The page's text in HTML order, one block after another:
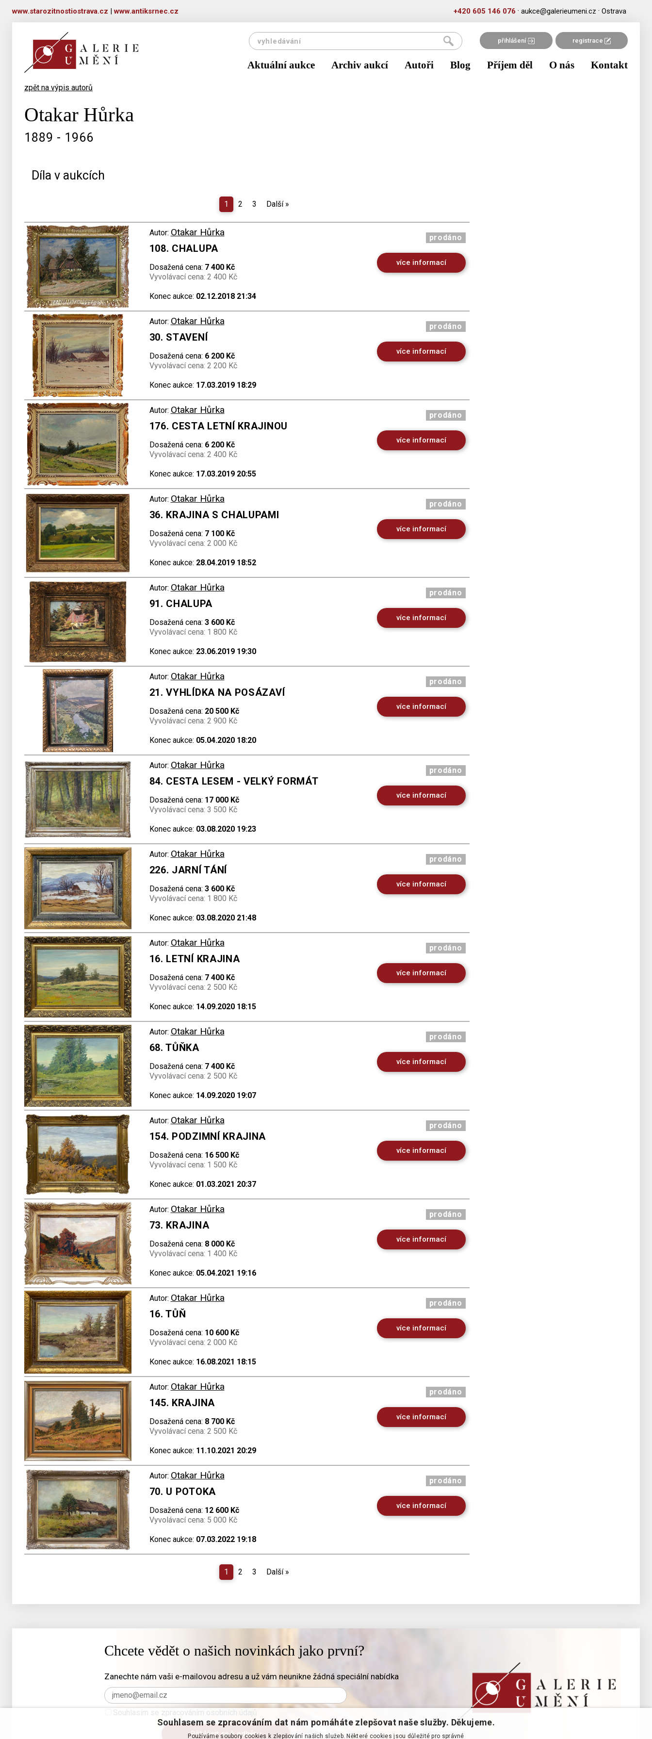
www.starozitnostiostrava.cz |www.antiksrnec.cz +420 605 146 076 · aukce@galerieumeni.cz · Ostrava
přihlášení registrace
Aktuální aukce Archiv aukcí Autoři Blog Příjem děl O nás Kontakt
zpět na výpis autorů
Otakar Hůrka
1889 - 1966
Díla v aukcích
1 2 3 Další »
Autor: Otakar Hůrka
108. CHALUPA
Dosažená cena: 7 400 Kč
Vyvolávací cena: 2 400 Kč
Konec aukce: 02.12.2018 21:34
prodáno
více informací
Autor: Otakar Hůrka
30. STAVENÍ
Dosažená cena: 6 200 Kč
Vyvolávací cena: 2 200 Kč
Konec aukce: 17.03.2019 18:29
prodáno
více informací
Autor: Otakar Hůrka
176. CESTA LETNÍ KRAJINOU
Dosažená cena: 6 200 Kč
Vyvolávací cena: 2 400 Kč
Konec aukce: 17.03.2019 20:55
prodáno
více informací
Autor: Otakar Hůrka
36. KRAJINA S CHALUPAMI
Dosažená cena: 7 100 Kč
Vyvolávací cena: 2 000 Kč
Konec aukce: 28.04.2019 18:52
prodáno
více informací
Autor: Otakar Hůrka
91. CHALUPA
Dosažená cena: 3 600 Kč
Vyvolávací cena: 1 800 Kč
Konec aukce: 23.06.2019 19:30
prodáno
více informací
Autor: Otakar Hůrka
21. VYHLÍDKA NA POSÁZAVÍ
Dosažená cena: 20 500 Kč
Vyvolávací cena: 2 900 Kč
Konec aukce: 05.04.2020 18:20
prodáno
více informací
Autor: Otakar Hůrka
84. CESTA LESEM - VELKÝ FORMÁT
Dosažená cena: 17 000 Kč
Vyvolávací cena: 3 500 Kč
Konec aukce: 03.08.2020 19:23
prodáno
více informací
Autor: Otakar Hůrka
226. JARNÍ TÁNÍ
Dosažená cena: 3 600 Kč
Vyvolávací cena: 1 800 Kč
Konec aukce: 03.08.2020 21:48
prodáno
více informací
Autor: Otakar Hůrka
16. LETNÍ KRAJINA
Dosažená cena: 7 400 Kč
Vyvolávací cena: 2 500 Kč
Konec aukce: 14.09.2020 18:15
prodáno
více informací
Autor: Otakar Hůrka
68. TŮŇKA
Dosažená cena: 7 400 Kč
Vyvolávací cena: 2 500 Kč
Konec aukce: 14.09.2020 19:07
prodáno
více informací
Autor: Otakar Hůrka
154. PODZIMNÍ KRAJINA
Dosažená cena: 16 500 Kč
Vyvolávací cena: 1 500 Kč
Konec aukce: 01.03.2021 20:37
prodáno
více informací
Autor: Otakar Hůrka
73. KRAJINA
Dosažená cena: 8 000 Kč
Vyvolávací cena: 1 400 Kč
Konec aukce: 05.04.2021 19:16
prodáno
více informací
Autor: Otakar Hůrka
16. TŮŇ
Dosažená cena: 10 600 Kč
Vyvolávací cena: 2 000 Kč
Konec aukce: 16.08.2021 18:15
prodáno
více informací
Autor: Otakar Hůrka
145. KRAJINA
Dosažená cena: 8 700 Kč
Vyvolávací cena: 2 500 Kč
Konec aukce: 11.10.2021 20:29
prodáno
více informací
Autor: Otakar Hůrka
70. U POTOKA
Dosažená cena: 12 600 Kč
Vyvolávací cena: 5 000 Kč
Konec aukce: 07.03.2022 19:18
prodáno
více informací
1 2 3 Další »
Chcete vědět o našich novinkách jako první?
Zanechte nám vaši e-mailovou adresu a už vám neunikne žádná speciální nabídka
Souhlasím se zpracováním osobních údajů
Souhlasem se zpracováním dat nám pomáháte zlepšovat naše služby. Děkujeme.
Používáme soubory cookies k zlepšování našich služeb. Některé cookies jsou důležité pro správné